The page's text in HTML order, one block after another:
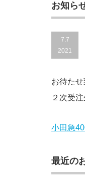
お知ら
7.7
2021
お待た
２次受
小田急
最近の